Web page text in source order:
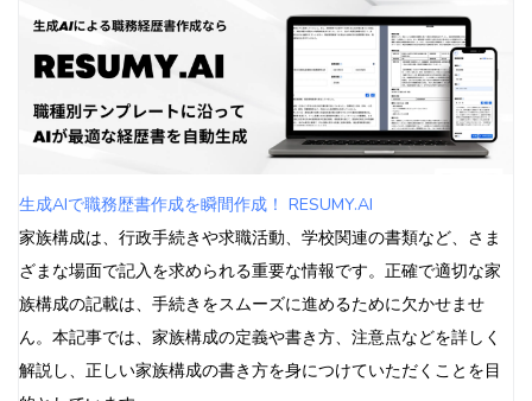
4.1 プライバシーへの配慮
4.2 正確性と最新情報の確認
4.4 差別的な表現の回避
5. 家族構成の提出が求められる場面
5.1 行政手続き
5.1.1 住民票の取得
5.1.2 児童手当の申請
5.1.3 介護保険の手続き
5.2 求職・就職活動
5.2.1 履歴書での家族構成の記載
5.2.2 職務経歴書での家族構成の記載
生成AIで職務歴書作成を瞬間作成！ RESUMY.AI
家族構成は、行政手続きや求職活動、学校関連の書類など、さま
ざまな場面で記入を求められる重要な情報です。正確で適切な家
族構成の記載は、手続きをスムーズに進めるために欠かせませ
ん。本記事では、家族構成の定義や書き方、注意点などを詳しく
解説し、正しい家族構成の書き方を身につけていただくことを目